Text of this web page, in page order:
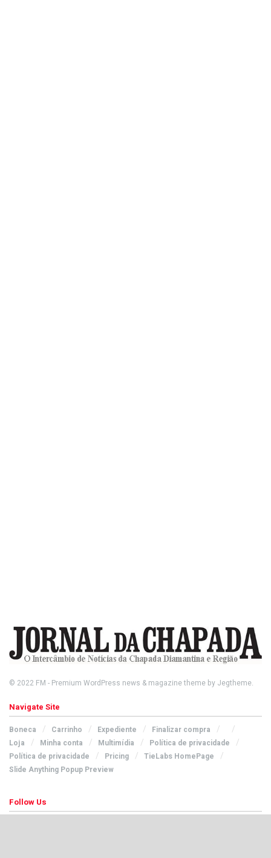
© 2022 FM - Premium WordPress news & magazine theme by Jegtheme.
Navigate Site
Boneca Carrinho Expediente
Finalizar compra
Loja
Minha conta Multimídia
Política de privacidade
Política de privacidade
Pricing
TieLabs HomePage
Slide Anything Popup Preview
Follow Us